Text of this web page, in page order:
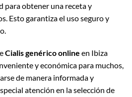
para obtener una receta y
Esto garantiza el uso seguro y
Cialis genérico online en Ibiza
y económica para muchos,
de manera informada y
atención en la selección de